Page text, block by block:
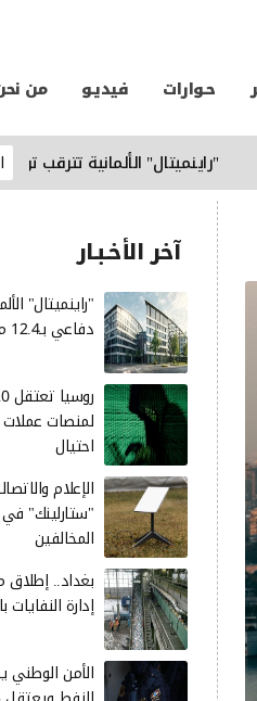
حـوارات فيديـو من
"راينميتال" الألمانية تترقب توقيع عقد دفاعي بـ12.4
آخر الأخـبـار
"راينميتال"
دفاعي بـ12.4 مليار يورو في ديسمبر
لمنصات
احتيال
الإعلام
"ستارلينك"
المخالفين
بغداد..
إدارة
الأمن